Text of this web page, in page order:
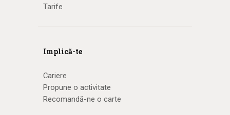
Tarife
Implică-te
Cariere
Propune o activitate
Recomandă-ne o carte